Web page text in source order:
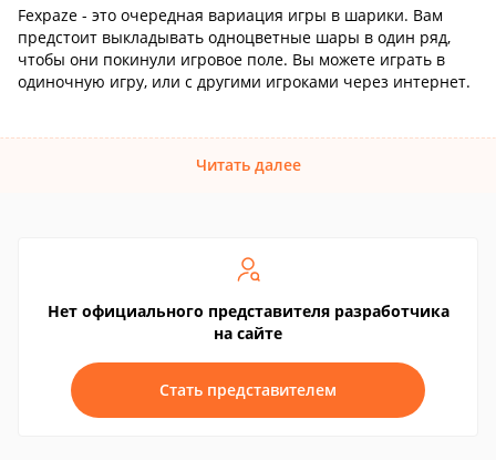
Fexpaze - это очередная вариация игры в шарики. Вам
предстоит выкладывать одноцветные шары в один ряд,
чтобы они покинули игровое поле. Вы можете играть в
одиночную игру, или с другими игроками через интернет.
Читать далее
Нет официального представителя разработчика
на сайте
Стать представителем